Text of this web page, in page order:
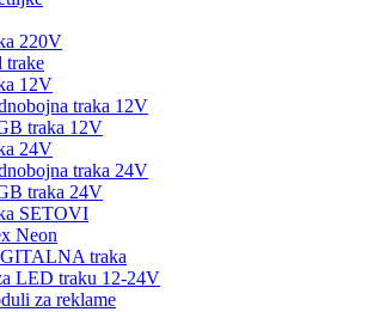
220V
trake
12V
traka 12V
traka 12V
24V
traka 24V
traka 24V
SETOVI
Neon
traka
LED traku 12-24V
za reklame